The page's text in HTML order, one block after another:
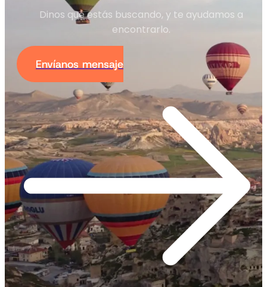
Dinos qué estás buscando, y te ayudamos a
encontrarlo.
Envíanos mensaje